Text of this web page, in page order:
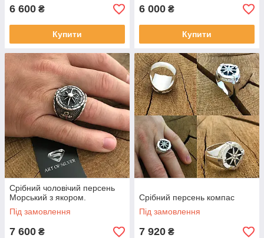
6 600 ₴
Купити
6 000 ₴
Купити
Срібний чоловічий персень
Морський з якором.
Під замовлення
7 600 ₴
Срібний персень компас
Під замовлення
7 920 ₴